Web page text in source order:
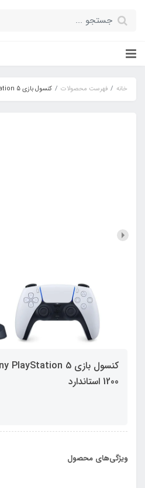
خانه فهرست محصولات کنسول بازی Sony PlayStation 5 سری 1200 استاندارد
1200 استاندارد
ویژگی‌های محصول